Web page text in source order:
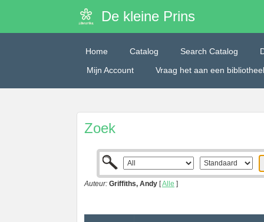
De kleine Prins
Home Catalog Search Catalog
Mijn Account
Vraag het aan een
Zoek
Auteur: Griffiths, Andy [Alle ]